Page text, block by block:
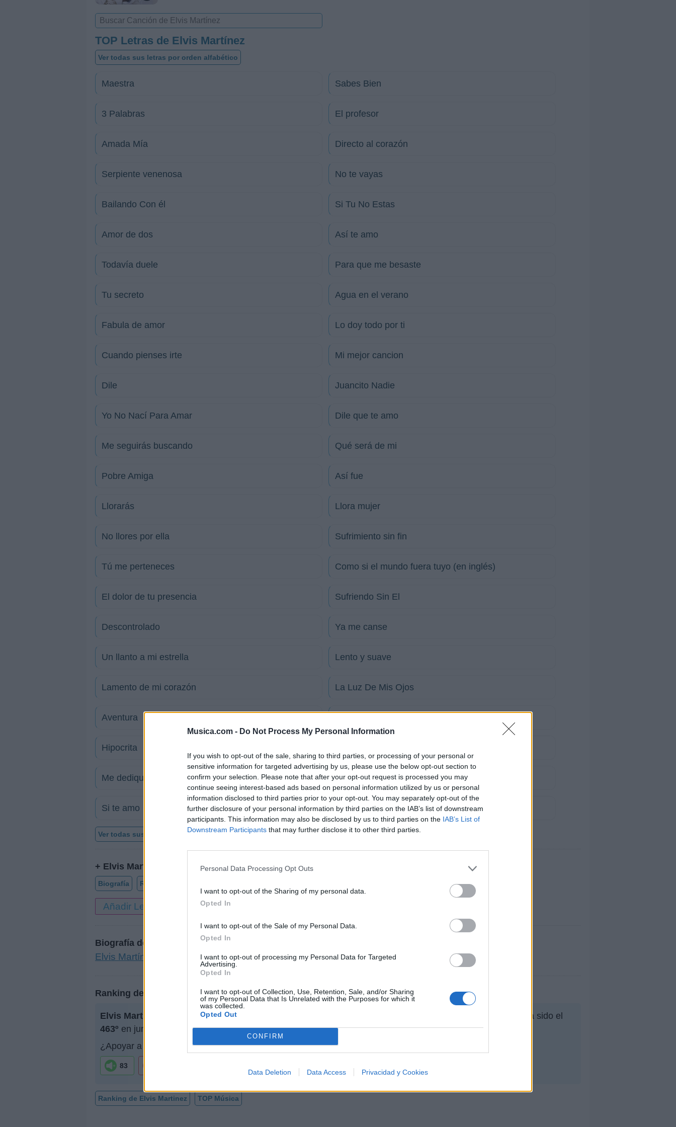
Musica.com - Do Not Process My Personal Information
If you wish to opt-out of the sale, sharing to third parties, or processing of your personal or
sensitive information for targeted advertising by us, please use the below opt-out section to
confirm your selection. Please note that after your opt-out request is processed you may
continue seeing interest-based ads based on personal information utilized by us or personal
information disclosed to third parties prior to your opt-out. You may separately opt-out of the
further disclosure of your personal information by third parties on the IAB’s list of downstream
participants. This information may also be disclosed by us to third parties on the IAB’s List of
Downstream Participants that may further disclose it to other third parties.
Personal Data Processing Opt Outs
I want to opt-out of the Sharing of my personal data.
Opted In
I want to opt-out of the Sale of my Personal Data.
Opted In
I want to opt-out of processing my Personal Data for Targeted
Advertising.
Opted In
I want to opt-out of Collection, Use, Retention, Sale, and/or Sharing
of my Personal Data that Is Unrelated with the Purposes for which it
was collected.
Opted Out
CONFIRM
Data Deletion Data Access Privacidad y Cookies
TOP Letras de Elvis Martínez
Ver todas sus letras por orden alfabético
Maestra Sabes Bien
3 Palabras El profesor
Amada Mía Directo al corazón
Serpiente venenosa No te vayas
Bailando Con él Si Tu No Estas
Amor de dos Así te amo
Todavía duele Para que me besaste
Tu secreto Agua en el verano
Fabula de amor Lo doy todo por ti
Cuando pienses irte Mi mejor cancion
Dile Juancito Nadie
Yo No Nací Para Amar Dile que te amo
Me seguirás buscando Qué será de mi
Pobre Amiga Así fue
Llorarás Llora mujer
No llores por ella Sufrimiento sin fin
Tú me perteneces Como si el mundo fuera tuyo (en inglés)
El dolor de tu presencia Sufriendo Sin El
Descontrolado Ya me canse
Un llanto a mi estrella Lento y suave
Lamento de mi corazón La Luz De Mis Ojos
Aventura
Hipocrita
Me dedique a perderte Ella me ama
Si te amo Voy amarte
Ver todas sus letras por orden alfabético
+ Elvis Martínez
Biografía Ranking
Añadir Letra
Biografía de Elvis Martinez
Elvis Martínez: El Jefe Romántico de la Bachata
Ranking de Elvis Martinez
Elvis Martinez
no está entre los 500 artistas más apoyados y visitados de esta semana, su mejor puesto ha sido el
463º en junio de 2009.
¿Apoyar a Elvis Martinez?
83
Ranking de Elvis Martinez TOP Música